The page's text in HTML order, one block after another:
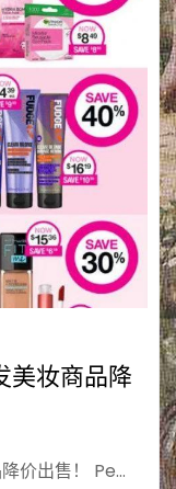
价出售！ Pe…